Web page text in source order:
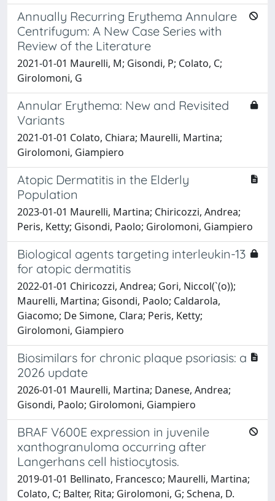
Annually Recurring Erythema Annulare
Centrifugum: A New Case Series with
Review of the Literature
2021-01-01 Maurelli, M; Gisondi, P; Colato, C;
Girolomoni, G
Annular Erythema: New and Revisited
Variants
2021-01-01 Colato, Chiara; Maurelli, Martina;
Girolomoni, Giampiero
Atopic Dermatitis in the Elderly
Population
2023-01-01 Maurelli, Martina; Chiricozzi, Andrea;
Peris, Ketty; Gisondi, Paolo; Girolomoni, Giampiero
Biological agents targeting interleukin-13
for atopic dermatitis
2022-01-01 Chiricozzi, Andrea; Gori, Niccol(`(o));
Maurelli, Martina; Gisondi, Paolo; Caldarola,
Giacomo; De Simone, Clara; Peris, Ketty;
Girolomoni, Giampiero
Biosimilars for chronic plaque psoriasis: a
2026 update
2026-01-01 Maurelli, Martina; Danese, Andrea;
Gisondi, Paolo; Girolomoni, Giampiero
BRAF V600E expression in juvenile
xanthogranuloma occurring after
Langerhans cell histiocytosis.
2019-01-01 Bellinato, Francesco; Maurelli, Martina;
Colato, C; Balter, Rita; Girolomoni, G; Schena, D.